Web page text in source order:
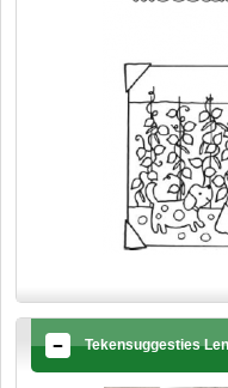
Tekensuggesties